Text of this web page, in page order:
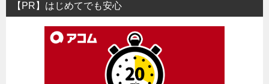
【PR】はじめてでも安心